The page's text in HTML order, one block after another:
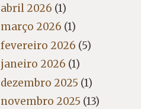
abril 2026 (1)
março 2026 (1)
fevereiro 2026 (5)
janeiro 2026 (1)
dezembro 2025 (1)
novembro 2025 (13)